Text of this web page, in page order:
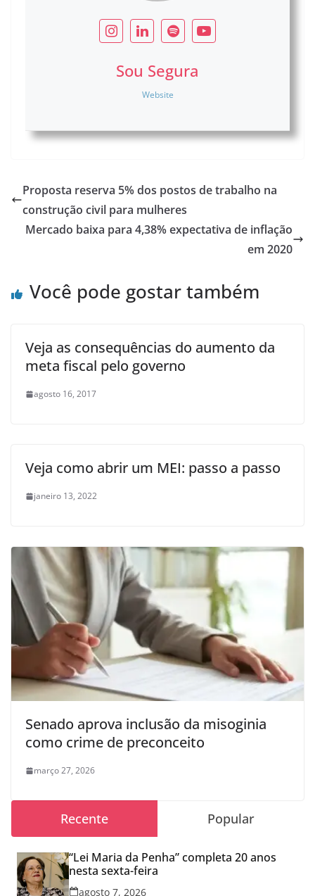
Sou Segura
Website
Proposta reserva 5% dos postos de trabalho na
construção civil para mulheres
Mercado baixa para 4,38% expectativa de inflação
em 2020
Você pode gostar também
Veja as consequências do aumento da
meta fiscal pelo governo
agosto 16, 2017
Veja como abrir um MEI: passo a passo
janeiro 13, 2022
Senado aprova inclusão da misoginia
como crime de preconceito
março 27, 2026
Recente Popular
“Lei Maria da Penha” completa 20 anos
nesta sexta-feira
agosto 7, 2026